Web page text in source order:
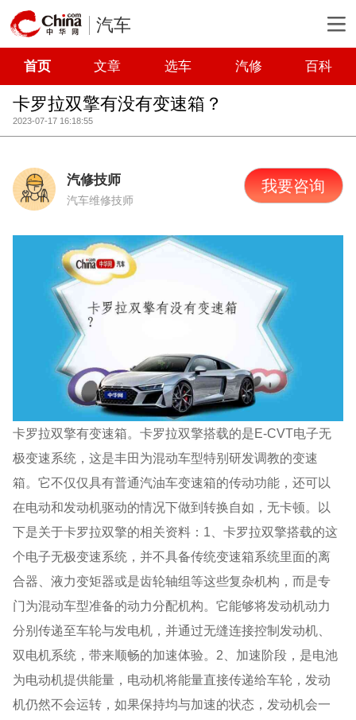
汽车
首页 文章 选车 汽修 百科
卡罗拉双擎有没有变速箱？
2023-07-17 16:18:55
汽修技师
汽车维修技师
我要咨询
卡罗拉双擎有变速箱。卡罗拉双擎搭载的是E-CVT电子无
极变速系统，这是丰田为混动车型特别研发调教的变速
箱。它不仅仅具有普通汽油车变速箱的传动功能，还可以
在电动和发动机驱动的情况下做到转换自如，无卡顿。以
下是关于卡罗拉双擎的相关资料：1、卡罗拉双擎搭载的这
个电子无极变速系统，并不具备传统变速箱系统里面的离
合器、液力变矩器或是齿轮轴组等这些复杂机构，而是专
门为混动车型准备的动力分配机构。它能够将发动机动力
分别传递至车轮与发电机，并通过无缝连接控制发动机、
双电机系统，带来顺畅的加速体验。2、加速阶段，是电池
为电动机提供能量，电动机将能量直接传递给车轮，发动
机仍然不会运转，如果保持均与加速的状态，发动机会一